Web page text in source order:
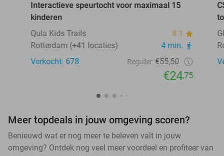
Interactieve speurtocht voor maximaal 15
kinderen
Qula Kids Trails
8.1
Rotterdam (+41 locaties)
4 min.
Verkocht: 678
Regulier €55,50
€24,75
Meer topdeals in jouw omgeving scoren?
Benieuwd wat er nog meer te beleven valt in jouw
omgeving? Ontdek nog veel meer voordeel en profiteer van